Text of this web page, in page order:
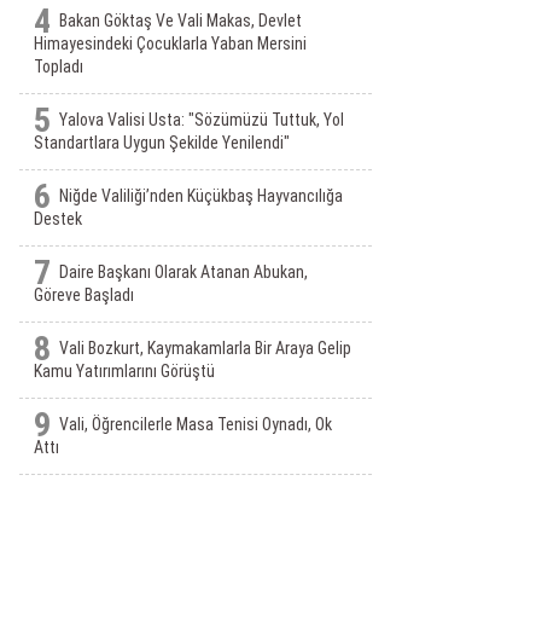
4
Bakan Göktaş Ve Vali Makas, Devlet
Himayesindeki Çocuklarla Yaban Mersini
Topladı
5 Yalova Valisi Usta: "Sözümüzü Tuttuk, Yol
Standartlara Uygun Şekilde Yenilendi"
6
Niğde Valiliği’nden Küçükbaş Hayvancılığa
Destek
7
Daire Başkanı Olarak Atanan Abukan,
Göreve Başladı
8 Vali Bozkurt, Kaymakamlarla Bir Araya Gelip
Kamu Yatırımlarını Görüştü
9 Vali, Öğrencilerle Masa Tenisi Oynadı, Ok
Attı